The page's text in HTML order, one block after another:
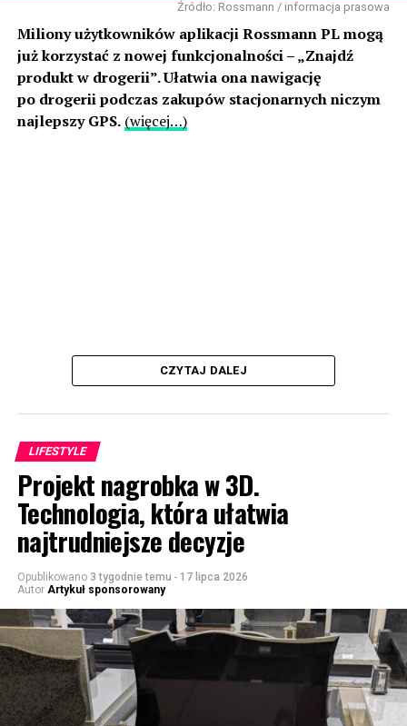
Źródło: Rossmann / informacja prasowa
Miliony użytkowników aplikacji Rossmann PL mogą
już korzystać z nowej funkcjonalności – „Znajdź
produkt w drogerii”. Ułatwia ona nawigację
po drogerii podczas zakupów stacjonarnych niczym
najlepszy GPS. (więcej…)
CZYTAJ DALEJ
LIFESTYLE
Projekt nagrobka w 3D.
Technologia, która ułatwia
najtrudniejsze decyzje
Opublikowano 3 tygodnie temu - 17 lipca 2026
Autor Artykuł sponsorowany